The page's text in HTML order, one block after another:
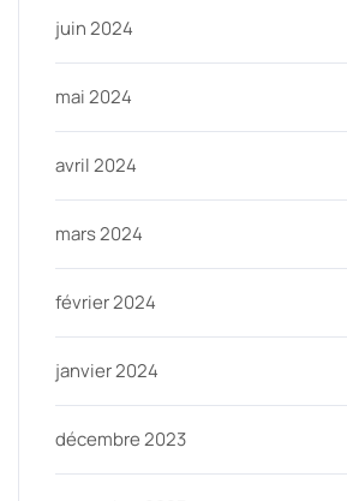
juin 2024
mai 2024
avril 2024
mars 2024
février 2024
janvier 2024
décembre 2023